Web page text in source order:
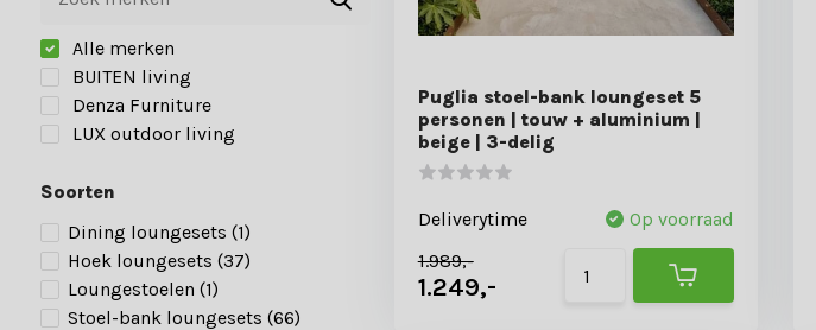
Alle merken
BUITEN living
Denza Furniture
LUX outdoor living
Soorten
Dining loungesets (1)
Hoek loungesets (37)
Loungestoelen (1)
Stoel-bank loungesets (66)
Puglia stoel-bank loungeset 5
personen | touw + aluminium |
beige | 3-delig
Deliverytime
Op voorraad
1.989,-
1.249,-